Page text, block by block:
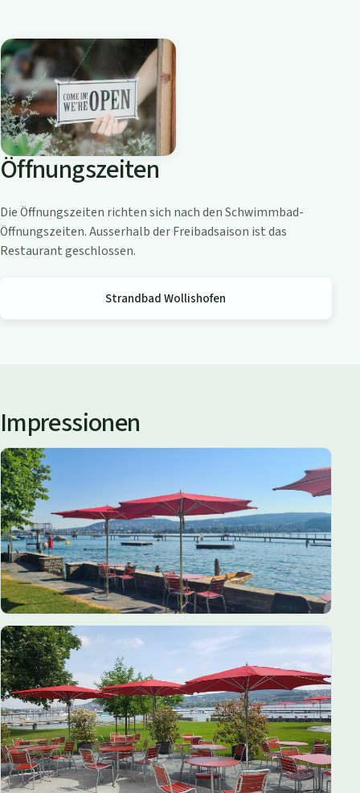
r
o
a
m
Z
ü
i
c
h
e
Öffnungszeiten
Die Öffnungszeiten richten sich nach den Schwimmbad-
Öffnungszeiten. Ausserhalb der Freibadsaison ist das
Restaurant geschlossen.
Strandbad Wollishofen
Impressionen